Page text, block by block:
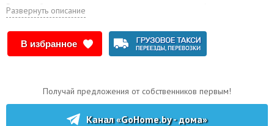
Водоснабжение центральное, канализация местная (есть
возмоожность врезаться в центральную), отопление -
твердотопливный котёл (газ проходит по улице), туалет на улице.
В доме есть вход в погреб, расположенный под домом, проведён
интернет, электропроводка новая.
Дом расположен в тихом районе, готов к проживанию. Заселяйся и
благоустраивайся. Соседи хорошие. Мебель остаётся покупателю.
При осмотре торг уместен. Просьба только звонить.
Развернуть описание
В избранное
Канал «GoHome.by - дома»
Получай предложения от собственников первым!